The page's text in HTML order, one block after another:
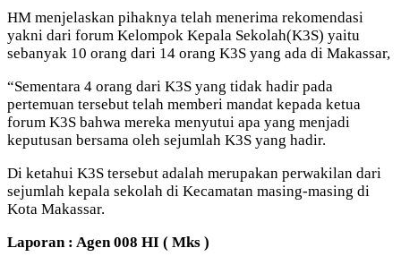
HM menjelaskan pihaknya telah menerima rekomendasi
yakni dari forum Kelompok Kepala Sekolah(K3S) yaitu
sebanyak 10 orang dari 14 orang K3S yang ada di Makassar,
“Sementara 4 orang dari K3S yang tidak hadir pada
pertemuan tersebut telah memberi mandat kepada ketua
forum K3S bahwa mereka menyutui apa yang menjadi
keputusan bersama oleh sejumlah K3S yang hadir.
Di ketahui K3S tersebut adalah merupakan perwakilan dari
sejumlah kepala sekolah di Kecamatan masing-masing di
Kota Makassar.
Laporan : Agen 008 HI ( Mks )